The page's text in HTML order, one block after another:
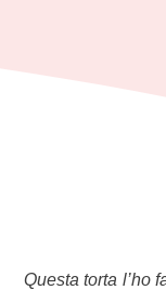
Questa torta l’ho